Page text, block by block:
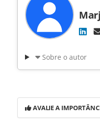
Sobre o autor
AVALIE A